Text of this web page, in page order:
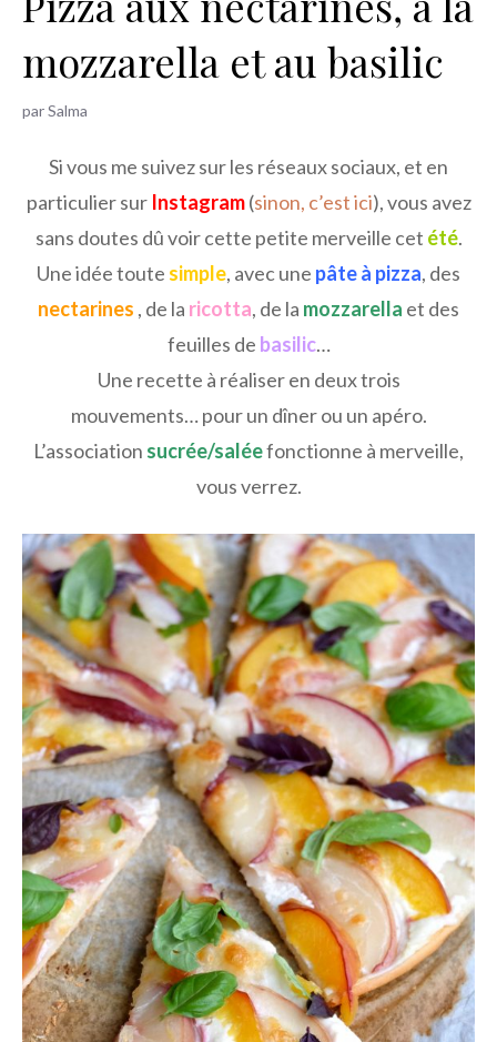
h
e
mozzarella et au basilic
parSalma
Si vous me suivez sur les réseaux sociaux, et en
particulier sur Instagram (sinon, c’est ici), vous avez
sans doutes dû voir cette petite merveille cet été.
Une idée toute simple, avec une pâte à pizza, des
nectarines , de la ricotta, de la mozzarella et des
feuilles de basilic…
Une recette à réaliser en deux trois
mouvements… pour un dîner ou un apéro.
L’association sucrée/saléefonctionne à merveille,
vous verrez.